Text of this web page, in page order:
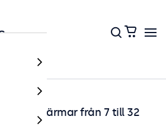
touchskärmar från 7 till 32